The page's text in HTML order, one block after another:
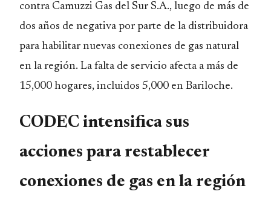
contra Camuzzi Gas del Sur S.A., luego de más de
dos años de negativa por parte de la distribuidora
para habilitar nuevas conexiones de gas natural
en la región. La falta de servicio afecta a más de
15,000 hogares, incluidos 5,000 en Bariloche.
CODEC intensifica sus
acciones para restablecer
conexiones de gas en la región